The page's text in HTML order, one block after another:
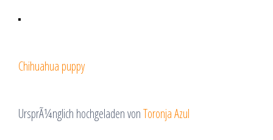
Chihuahua puppy
UrsprÃ¼nglich hochgeladen vonToronja Azul